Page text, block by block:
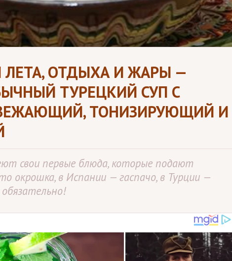
ЛЕТА, ОТДЫХА И ЖАРЫ —
ТУРЕЦКИЙ СУП С
ТОНИЗИРУЮЩИЙ И
свои первые блюда, которые подают
окрошка, в Испании — гаспачо, в Турции —